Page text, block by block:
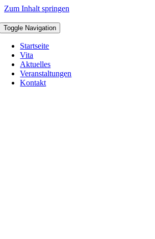
Zum Inhalt springen
Toggle Navigation
Startseite
Vita
Aktuelles
Veranstaltungen
Kontakt